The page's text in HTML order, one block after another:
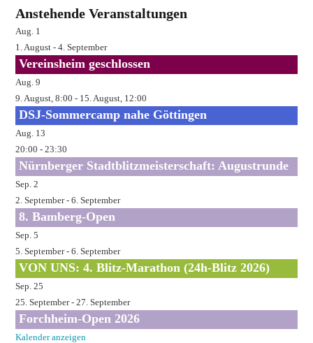
ein
Anstehende Veranstaltungen
Aug. 1
1. August -4. September
Vereinsheim geschlossen
Aug.9
9. August, 8:00 - 15. August, 12:00
DSJ-Sommercamp nahe Göttingen
Aug. 13
20:00 -23:30
Nürnberger Stadtblitzmeisterschaft: Augustrunde
Sep.2
2. September-6. September
8. Bamberg-Open
Sep.5
5. September-6. September
VON UNS: 4. Blitz-Marathon (24h-Blitz 2026)
Sep.25
25. September-27. September
Forchheim-Open 2026
Kalender anzeigen